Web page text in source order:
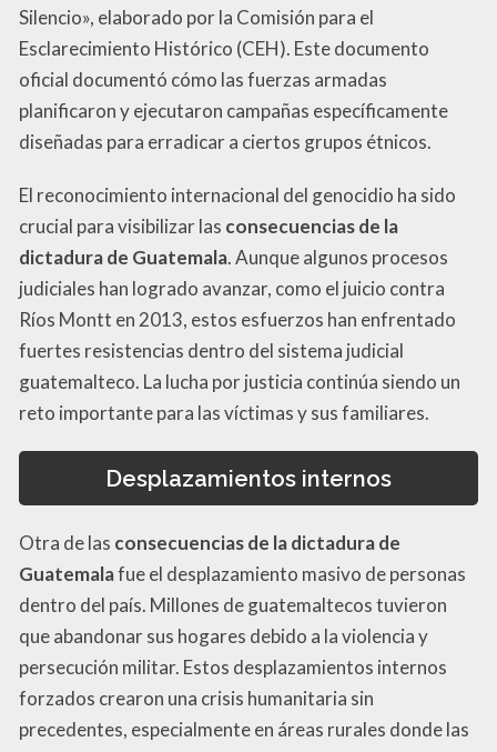
Silencio», elaborado por la Comisión para el
Esclarecimiento Histórico (CEH). Este documento
oficial documentó cómo las fuerzas armadas
planificaron y ejecutaron campañas específicamente
diseñadas para erradicar a ciertos grupos étnicos.
El reconocimiento internacional del genocidio ha sido
crucial para visibilizar las consecuencias de la
dictadura de Guatemala. Aunque algunos procesos
judiciales han logrado avanzar, como el juicio contra
Ríos Montt en 2013, estos esfuerzos han enfrentado
fuertes resistencias dentro del sistema judicial
guatemalteco. La lucha por justicia continúa siendo un
reto importante para las víctimas y sus familiares.
Desplazamientos internos
Otra de las consecuencias de la dictadura de
Guatemalafue el desplazamiento masivo de personas
dentro del país. Millones de guatemaltecos tuvieron
que abandonar sus hogares debido a la violencia y
persecución militar. Estos desplazamientos internos
forzados crearon una crisis humanitaria sin
precedentes, especialmente en áreas rurales donde las